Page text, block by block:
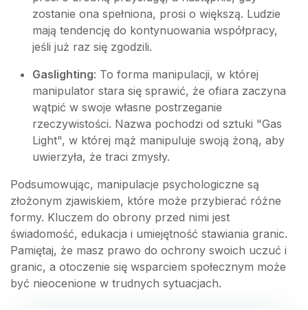
zostanie ona spełniona, prosi o większą. Ludzie
mają tendencję do kontynuowania współpracy,
jeśli już raz się zgodzili.
Gaslighting: To forma manipulacji, w której
manipulator stara się sprawić, że ofiara zaczyna
wątpić w swoje własne postrzeganie
rzeczywistości. Nazwa pochodzi od sztuki "Gas
Light", w której mąż manipuluje swoją żoną, aby
uwierzyła, że traci zmysły.
Podsumowując, manipulacje psychologiczne są
złożonym zjawiskiem, które może przybierać różne
formy. Kluczem do obrony przed nimi jest
świadomość, edukacja i umiejętność stawiania granic.
Pamiętaj, że masz prawo do ochrony swoich uczuć i
granic, a otoczenie się wsparciem społecznym może
być nieocenione w trudnych sytuacjach.